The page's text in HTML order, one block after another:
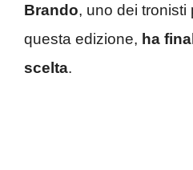
Brando, uno dei tronisti
questa edizione, ha
scelta.